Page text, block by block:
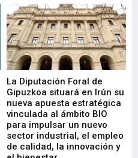
La Diputación Foral de
Gipuzkoa situará en Irún su
nueva apuesta estratégica
vinculada al ámbito BIO
para impulsar un nuevo
sector industrial, el empleo
de calidad, la innovación y